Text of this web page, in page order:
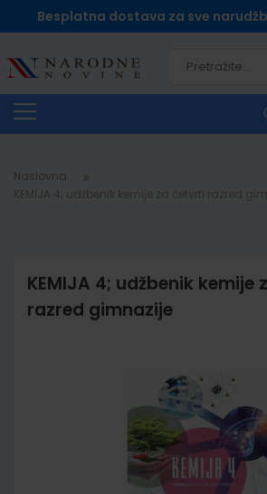
Besplatna dostava za sve
Naslovna
KEMIJA 4; udžbenik kemije
razred gimnazije